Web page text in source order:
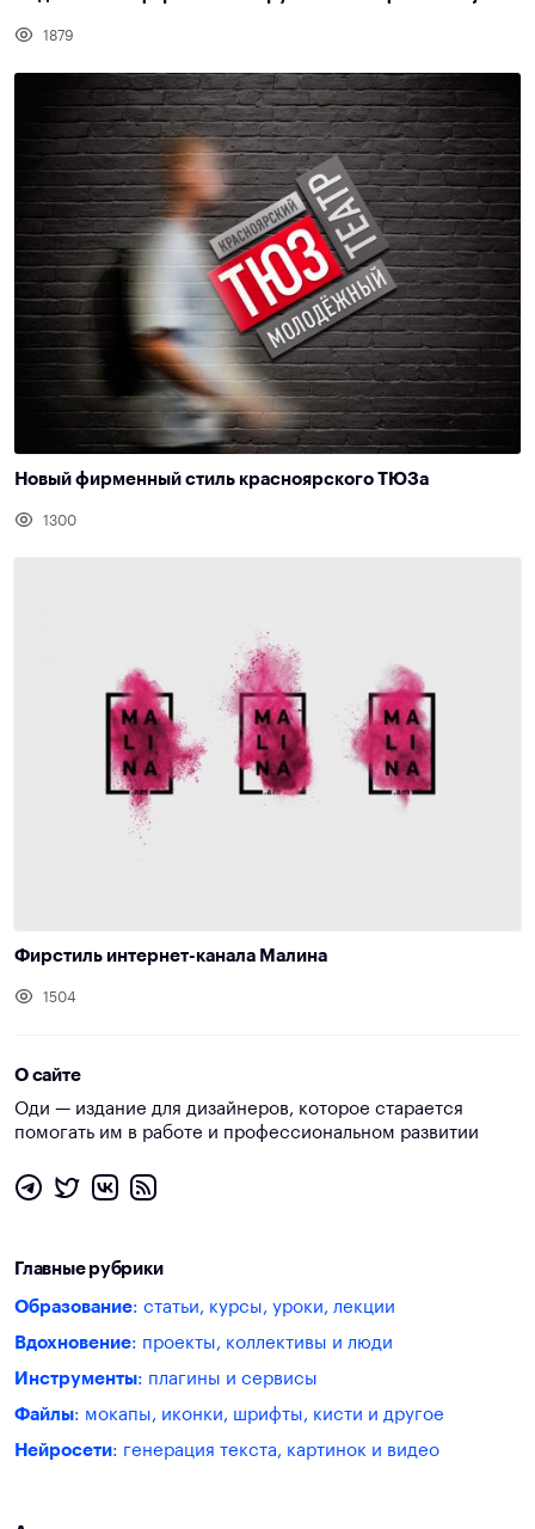
1879
Новый фирменный стиль красноярского ТЮЗа
1300
Фирстиль интернет-канала Малина
1504
О сайте
Оди — издание для дизайнеров, которое старается
помогать им в работе и профессиональном развитии
Главные рубрики
Образование: статьи, курсы, уроки, лекции
Вдохновение: проекты, коллективы и люди
Инструменты: плагины и сервисы
Файлы: мокапы, иконки, шрифты, кисти и другое
Нейросети: генерация текста, картинок и видео